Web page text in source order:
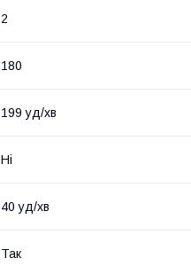
2
180
199 уд/хв
Ні
40 уд/хв
Так